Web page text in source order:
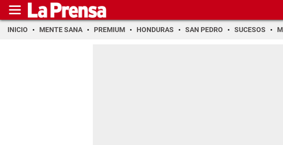
INICIO MENTE SANA PREMIUM HONDURAS SAN PEDRO SUCESOS